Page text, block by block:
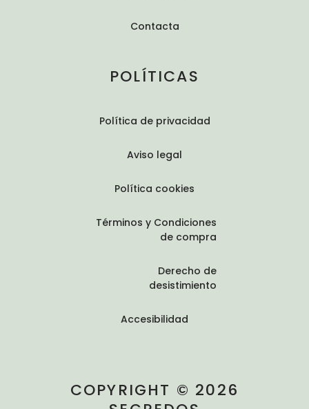
Contacta
POLÍTICAS
Política de privacidad
Aviso legal
Política cookies
Términos y Condiciones
de compra
Derecho de
desistimiento
Accesibilidad
COPYRIGHT © 2026